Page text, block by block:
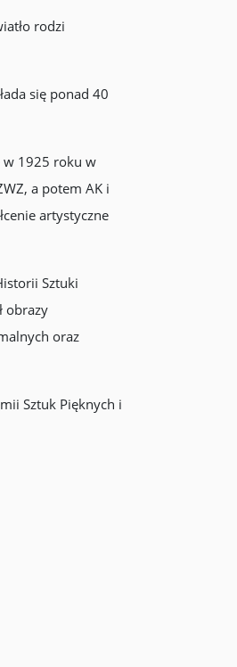
rodzi
się ponad 40
w 1925 roku w
a potem AK i
artystyczne
Sztuki
obrazy
oraz
Sztuk Pięknych i